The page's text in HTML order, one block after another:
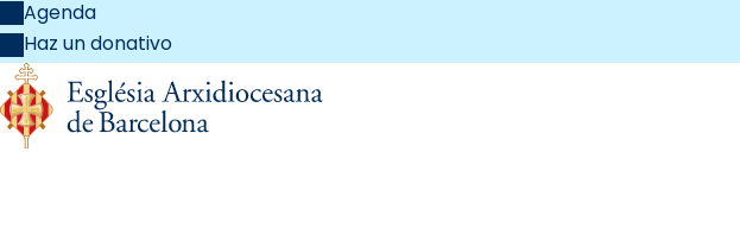
Agenda
Haz un donativo